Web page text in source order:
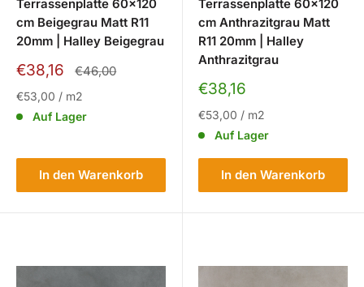
Terrassenplatte 60x120
cm Beigegrau Matt R11
20mm | Halley Beigegrau
Sonderpreis
€38,16 Normalpreis
€46,00
€53,00 / m2
Auf Lager
In den Warenkorb
Terrassenplatte 60x120
cm Anthrazitgrau Matt
R11 20mm | Halley
Anthrazitgrau
Sonderpreis
€38,16
€53,00 / m2
Auf Lager
In den Warenkorb